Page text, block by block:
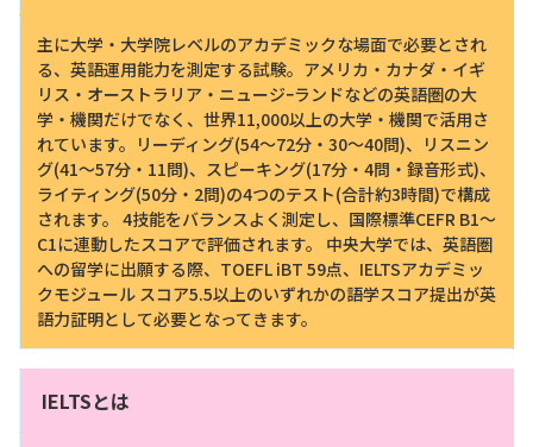
主に大学・大学院レベルのアカデミックな場面で必要とされ
る、英語運用能力を測定する試験。アメリカ・カナダ・イギ
リス・オーストラリア・ニュージｰランドなどの英語圏の大
学・機関だけでなく、世界11,000以上の大学・機関で活用さ
れています。リーディング(54～72分・30～40問)、リスニン
グ(41～57分・11問)、スピーキング(17分・4問・録音形式)、
ライティング(50分・2問)の4つのテスト(合計約3時間)で構成
されます。 4技能をバランスよく測定し、国際標準CEFR B1～
C1に連動したスコアで評価されます。 中央大学では、英語圏
への留学に出願する際、TOEFL iBT 59点、IELTSアカデミッ
クモジュール スコア5.5以上のいずれかの語学スコア提出が英
語力証明として必要となってきます。
IELTSとは